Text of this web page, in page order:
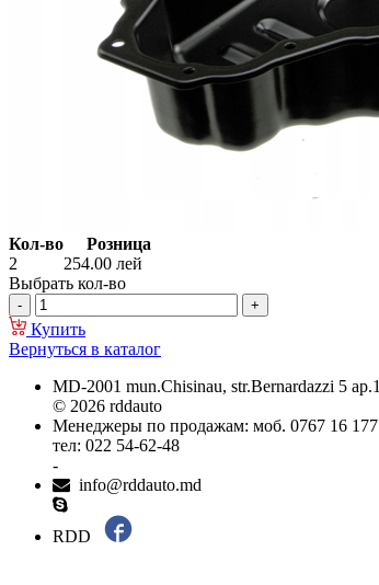
Кол-во
Розница
2
254.00 лей
Выбрать кол-во
Купить
Вернуться в каталог
MD-2001 mun.Chisinau, str.Bernardazzi 5 ap.1
© 2026 rddauto
Менеджеры по продажам: моб. 0767 16 177
тел: 022 54-62-48
-
info@rddauto.md
RDD